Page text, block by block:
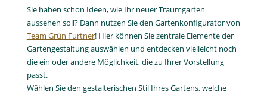
Sie haben schon Ideen, wie Ihr neuer Traumgarten
aussehen soll? Dann nutzen Sie den Gartenkonfigurator von
Team Grün Furtner! Hier können Sie zentrale Elemente der
Gartengestaltung auswählen und entdecken vielleicht noch
die ein oder andere Möglichkeit, die zu Ihrer Vorstellung
passt.
Wählen Sie den gestalterischen Stil Ihres Gartens, welche